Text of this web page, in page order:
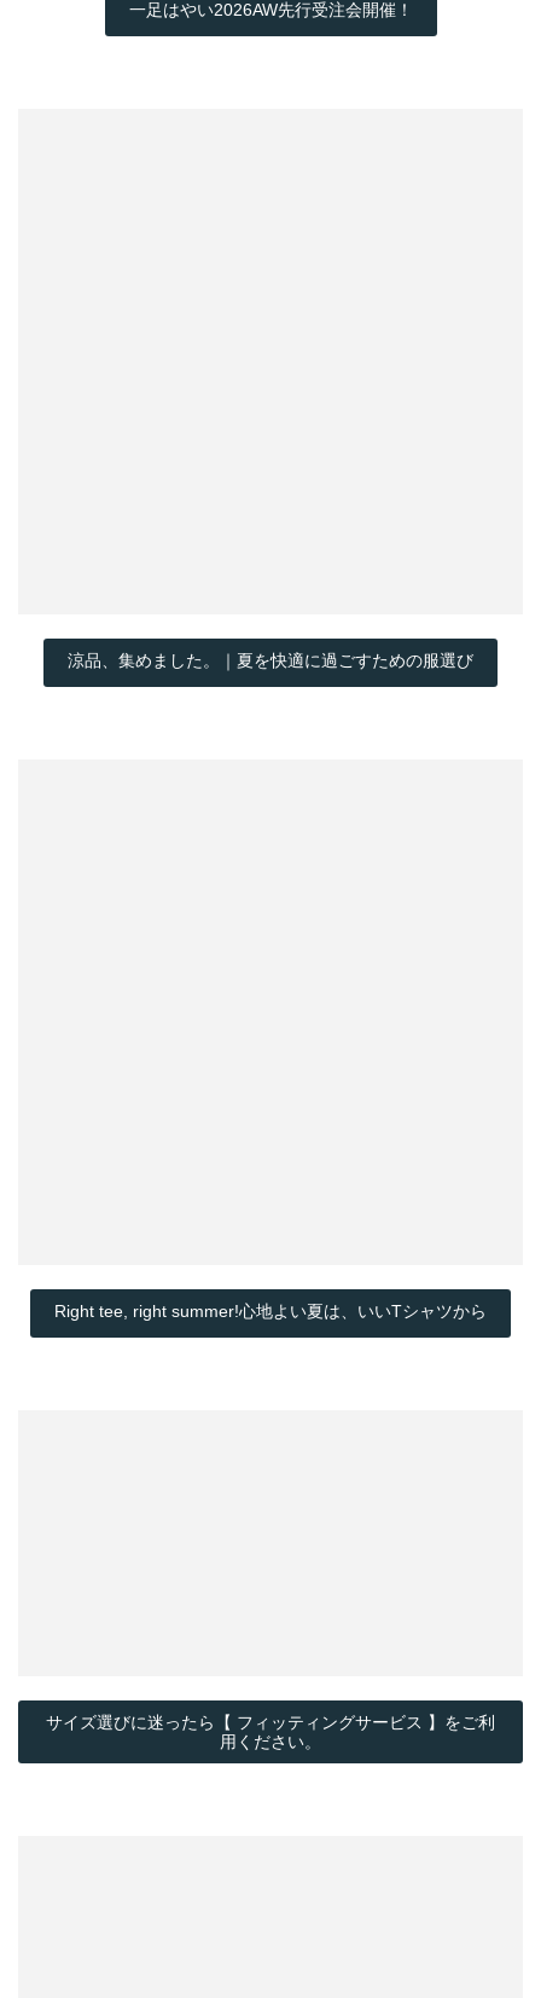
一足はやい2026AW先行受注会開催！
涼品、集めました。｜夏を快適に過ごすための服選び
Right tee, right summer!心地よい夏は、いいTシャツから
サイズ選びに迷ったら【 フィッティングサービス 】をご利
用ください。